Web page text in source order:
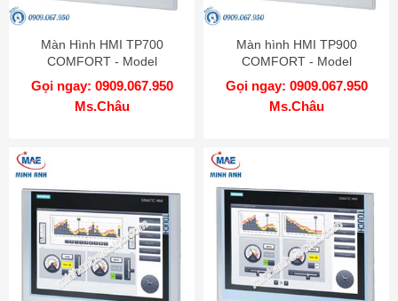
Màn Hình HMI TP700
COMFORT - Model
6AV2124-0GC01-0AX0
Gọi ngay: 0909.067.950
Ms.Châu
Màn hình HMI TP900
COMFORT - Model
6AV2124-0JC01-0AX0
Gọi ngay: 0909.067.950
Ms.Châu